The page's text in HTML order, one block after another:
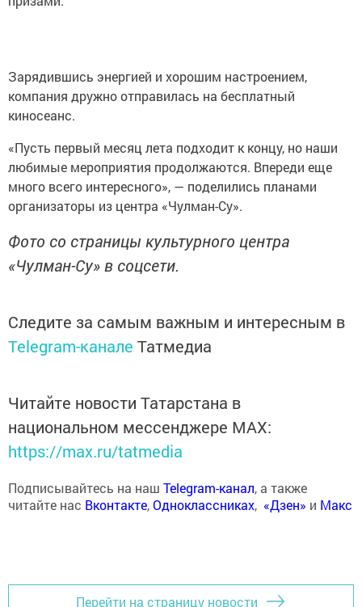
Зарядившись энергией и хорошим настроением,
компания дружно отправилась на бесплатный
киносеанс.
«Пусть первый месяц лета подходит к концу, но наши
любимые мероприятия продолжаются. Впереди еще
много всего интересного», — поделились планами
организаторы из центра «Чулман-Су».
Фото со страницы культурного центра
«Чулман-Су» в соцсети.
Следите за самым важным и интересным в
Telegram-канале Татмедиа
Читайте новости Татарстана в
национальном мессенджере MАХ:
https://max.ru/tatmedia
Подписывайтесь на наш Telegram-канал, а также
читайте нас Вконтакте,Одноклассниках, «Дзен» и Макс
Перейти на страницу новости